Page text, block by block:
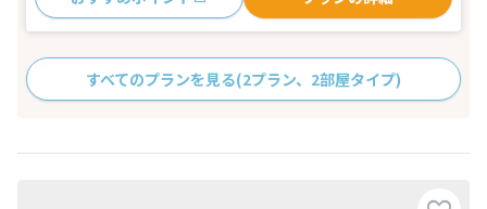
すべてのプランを見る(2プラン、2部屋タイプ)